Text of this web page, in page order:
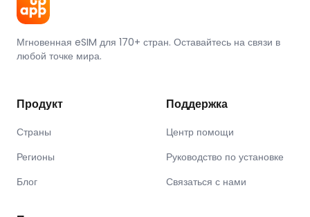
Мгновенная eSIM для 170+ стран. Оставайтесь на связи в
любой точке мира.
Продукт
Страны
Регионы
Блог
Поддержка
Центр помощи
Руководство по установке
Связаться с нами